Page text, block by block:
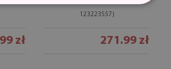
zł
123223557)
271.99 zł